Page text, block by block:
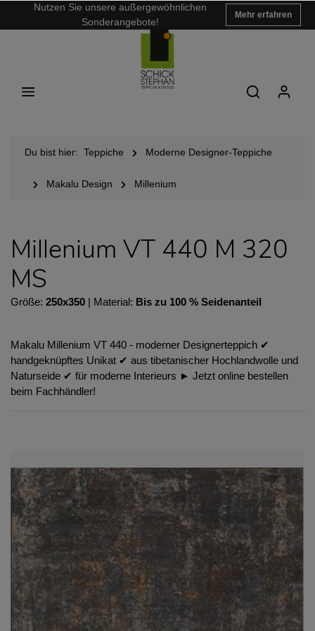
Nutzen Sie unsere außergewöhnlichen
Sonderangebote!
Mehr erfahren
Du bist hier: Teppiche Moderne Designer-Teppiche
Makalu Design Millenium
Millenium VT 440 M 320
MS
Größe: 250x350 | Material: Bis zu 100 % Seidenanteil
Makalu Millenium VT 440 - moderner Designerteppich ✔︎
handgeknüpftes Unikat ✔︎ aus tibetanischer Hochlandwolle und
Naturseide ✔︎ für moderne Interieurs ► Jetzt online bestellen
beim Fachhändler!